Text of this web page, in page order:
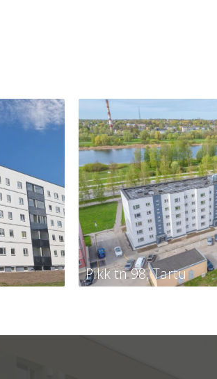
Pikk tn 98, Tartu